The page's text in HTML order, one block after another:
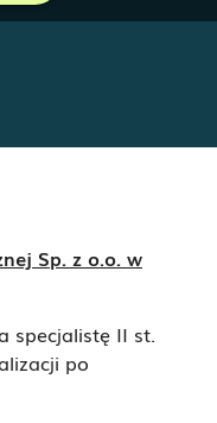
Sp. z o.o. w
specjalistę II st.
po